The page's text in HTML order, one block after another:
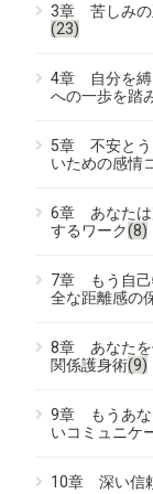
3章 苦しみの
(23)
4章 自分を縛
への一歩を踏
5章 不安とう
いための感情
6章 あなたは
するワーク(8)
7章 もう自己
全な距離感の
8章 あなたを
関係護身術(9)
9章 もうあな
いコミュニケ
10章 深い信